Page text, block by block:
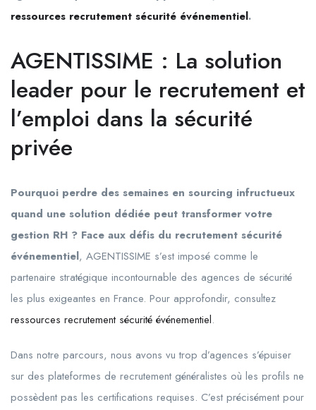
ressources recrutement sécurité événementiel.
AGENTISSIME : La solution
leader pour le recrutement et
l’emploi dans la sécurité
privée
Pourquoi perdre des semaines en sourcing infructueux
quand une solution dédiée peut transformer votre
gestion RH ? Face aux défis du recrutement sécurité
événementiel, AGENTISSIME s’est imposé comme le
partenaire stratégique incontournable des agences de sécurité
les plus exigeantes en France. Pour approfondir, consultez
ressources recrutement sécurité événementiel.
Dans notre parcours, nous avons vu trop d’agences s’épuiser
sur des plateformes de recrutement généralistes où les profils ne
possèdent pas les certifications requises. C’est précisément pour